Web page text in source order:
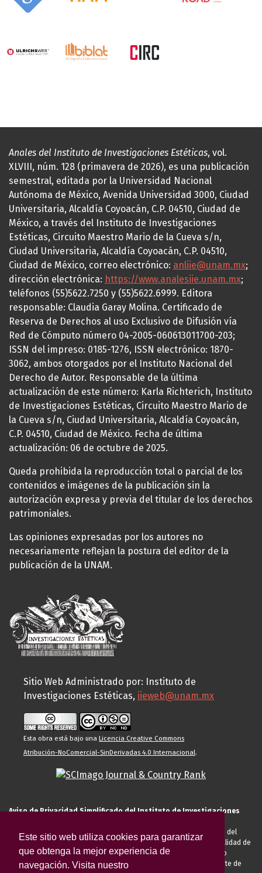
Este sitio web utiliza cookies para garantizar
que obtenga la mejor experiencia de
navegación. Visita nuestro
Anales del Instituto de Investigaciones Estéticas, vol.
XLVIII, núm. 128 (primavera de 2026), es una publicación
semestral, editada por la Universidad Nacional
Autónoma de México, Avenida Universidad 3000, Ciudad
Universitaria, Alcaldía Coyoacán, C.P. 04510, Ciudad de
México, a través del Instituto de Investigaciones
Estéticas, Circuito Maestro Mario de la Cueva s/n,
Ciudad Universitaria, Alcaldía Coyoacán, C.P. 04510,
Ciudad de México, correo electrónico: anliie@unam.mx;
dirección electrónica: https://www.analesiie.unam.mx;
teléfonos (55)5622.7250 y (55)5622.6999. Editora
responsable: Claudia Garay Molina. Certificado de
Reserva de Derechos al uso Exclusivo de Difusión vía
Red de Cómputo número 04-2005-060613011700-203;
ISSN del impreso: 0185-1276, ISSN electrónico: 1870-
3062, ambos otorgados por el Instituto Nacional del
Derecho de Autor. Responsable de la última
actualización de este número: Karla Richterich, Instituto
de Investigaciones Estéticas, Circuito Maestro Mario de
la Cueva s/n, Ciudad Universitaria, Alcaldía Coyoacán,
C.P. 04510, Ciudad de México. Fecha de última
actualización: 06 de octubre de 2025.
Queda prohibida la reproducción total o parcial de los
contenidos e imágenes de la publicación sin la
autorización expresa y previa del titular de los derechos
patrimoniales.
Las opiniones expresadas por los autores no
necesariamente reflejan la postura del editor de la
publicación de la UNAM.
Sitio Web Administrado por: Instituto de
Investigaciones Estéticas, iieweb@unam.mx
Esta obra está bajo una Licencia Creative Commons
Atribución-NoComercial-SinDerivadas 4.0 Internacional.
Aviso de Privacidad Simplificado del Instituto de Investigaciones
El Instituto de Investigaciones Estéticas de la UNAM, es responsable del
tratamiento de sus datos personales para el registro de usted en calidad de
alumno, docente, personal de la entidad académica, conferencista o
invitado externo (nacional o extranjero), visitante, proveedor o cliente de